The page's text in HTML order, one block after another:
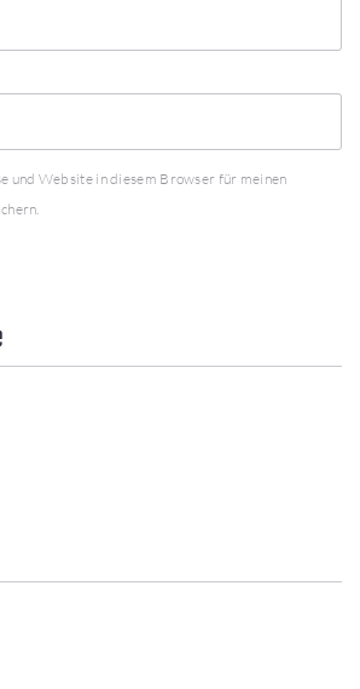
und Website in diesem Browser für meinen